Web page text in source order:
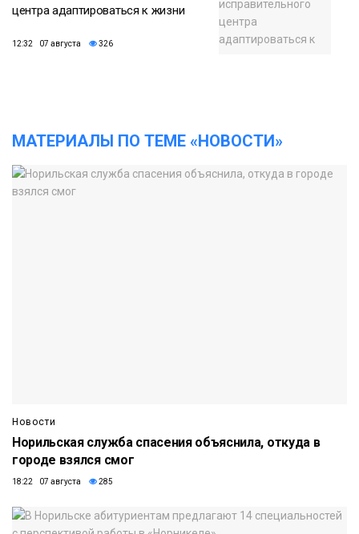
центра адаптироваться к жизни
12:32 07 августа 326
МАТЕРИАЛЫ ПО ТЕМЕ «НОВОСТИ»
Новости
Норильская служба спасения объяснила, откуда в
городе взялся смог
18:22 07 августа 285